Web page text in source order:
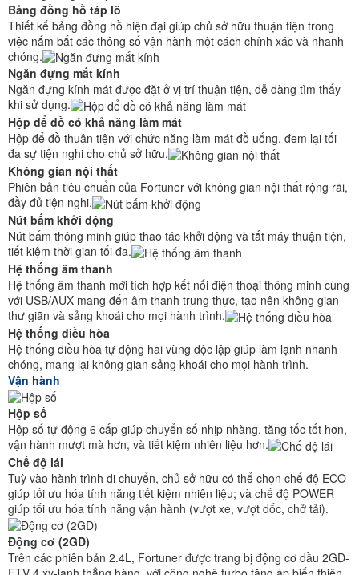
Bảng đồng hồ táp lô
Thiết kế bảng đồng hồ hiện đại giúp chủ sở hữu thuận tiện trong
việc nắm bắt các thông số vận hành một cách chính xác và nhanh
chóng.
Ngăn đựng mắt kính
Ngăn đựng kính mát được đặt ở vị trí thuận tiện, dễ dàng tìm thấy
khi sử dụng.
Hộp để đồ có khả năng làm mát
Hộp để đồ thuận tiện với chức năng làm mát đồ uống, đem lại tối
đa sự tiện nghi cho chủ sở hữu.
Không gian nội thất
Phiên bản tiêu chuẩn của Fortuner với không gian nội thất rộng rãi,
đầy đủ tiện nghi.
Nút bấm khởi động
Nút bấm thông minh giúp thao tác khởi động và tắt máy thuận tiện,
tiết kiệm thời gian tối đa.
Hệ thống âm thanh
Hệ thống âm thanh mới tích hợp kết nối điện thoại thông minh cùng
với USB/AUX mang đến âm thanh trung thực, tạo nên không gian
thư giãn và sảng khoái cho mọi hành trình.
Hệ thống điều hòa
Hệ thống điều hòa tự động hai vùng độc lập giúp làm lạnh nhanh
chóng, mang lại không gian sảng khoái cho mọi hành trình.
Vận hành
Hộp số
Hộp số tự động 6 cấp giúp chuyển số nhịp nhàng, tăng tốc tốt hơn,
vận hành mượt mà hơn, và tiết kiệm nhiên liệu hơn.
Chế độ lái
Tuỳ vào hành trình di chuyển, chủ sở hữu có thể chọn chế độ ECO
giúp tối ưu hóa tính năng tiết kiệm nhiên liệu; và chế độ POWER
giúp tối ưu hóa tính năng vận hành (vượt xe, vượt dốc, chở tải).
Động cơ (2GD)
Trên các phiên bản 2.4L, Fortuner được trang bị động cơ dầu 2GD-